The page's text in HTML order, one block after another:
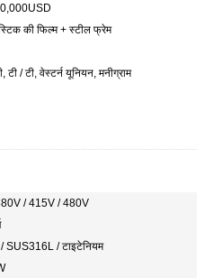
की फिल्म + स्टील फ्रेम
टी / टी, वेस्टर्न यूनियन, मनीग्राम
/ 415V / 480V
SUS316L / टाइटेनियम